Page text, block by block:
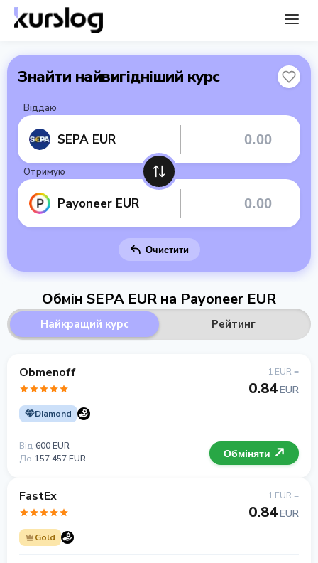
Знайти найвигідніший курс
Віддаю
SEPA EUR
Отримую
Payoneer EUR
Очистити
Обмін SEPA EUR на Payoneer EUR
Найкращий курс Рейтинг
Obmenoff
Diamond
1 EUR =
0.84EUR
Від 600 EUR
До 157 457 EUR Обміняти
FastEx
Gold
1 EUR =
0.84EUR